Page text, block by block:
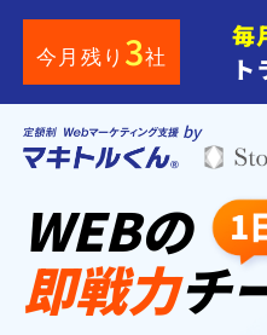
今月残り 3社
毎
ト
by
WEBの
即戦力チ
1